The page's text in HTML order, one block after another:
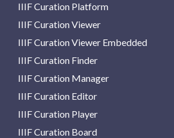
IIIF Curation Platform
IIIF Curation Viewer
IIIF Curation Viewer Embedded
IIIF Curation Finder
IIIF Curation Manager
IIIF Curation Editor
IIIF Curation Player
IIIF Curation Board